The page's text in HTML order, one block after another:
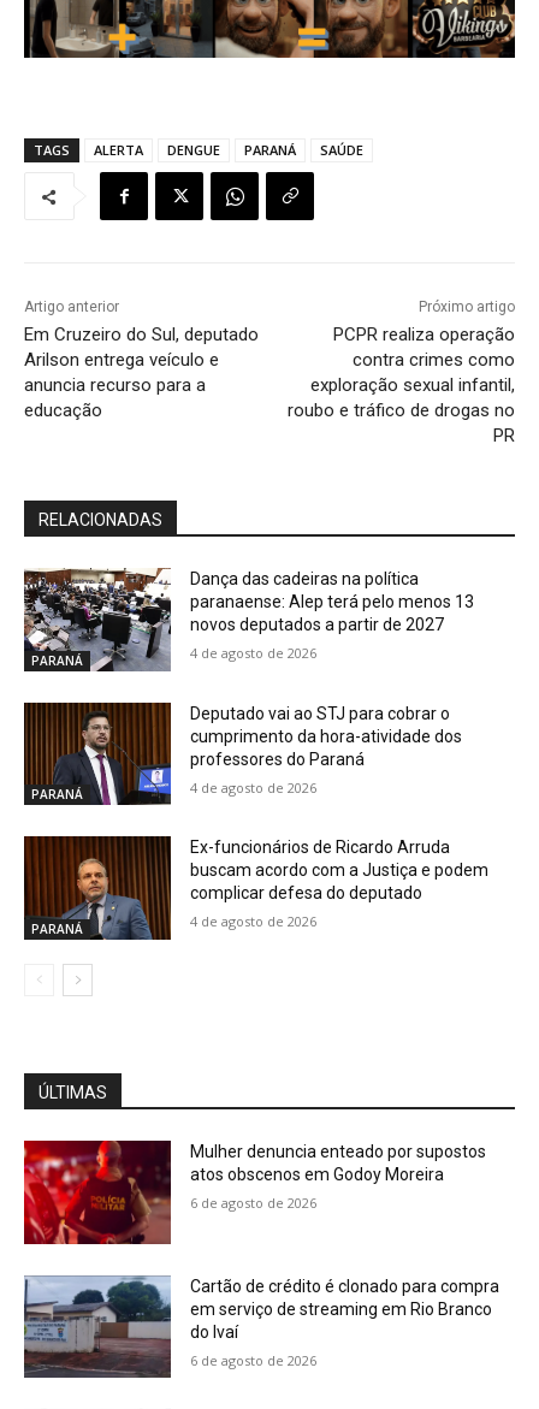
TAGS ALERTA DENGUE PARANÁ SAÚDE
Artigo anterior
Em Cruzeiro do Sul, deputado
Arilson entrega veículo e
anuncia recurso para a
educação
Próximo artigo
PCPR realiza operação
contra crimes como
exploração sexual infantil,
roubo e tráfico de drogas no
PR
RELACIONADAS
PARANÁ
Dança das cadeiras na política
paranaense: Alep terá pelo menos 13
novos deputados a partir de 2027
4 de agosto de 2026
PARANÁ
Deputado vai ao STJ para cobrar o
cumprimento da hora-atividade dos
professores do Paraná
4 de agosto de 2026
PARANÁ
Ex-funcionários de Ricardo Arruda
buscam acordo com a Justiça e podem
complicar defesa do deputado
4 de agosto de 2026
ÚLTIMAS
Mulher denuncia enteado por supostos
atos obscenos em Godoy Moreira
6 de agosto de 2026
Cartão de crédito é clonado para compra
em serviço de streaming em Rio Branco
do Ivaí
6 de agosto de 2026